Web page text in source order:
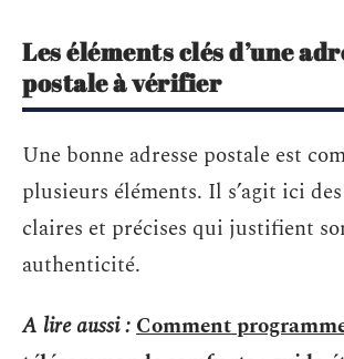
Les éléments clés d’une
postale à vérifier
Une bonne adresse postale est
plusieurs éléments. Il s’agit ici
claires et précises qui justifient
authenticité.
A lire aussi :Comment